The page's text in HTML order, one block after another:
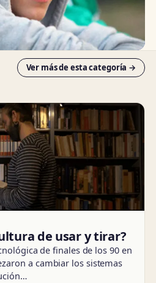
Ver más de esta categoría →
de usar y tirar?
de finales de los 90 en
a cambiar los sistemas